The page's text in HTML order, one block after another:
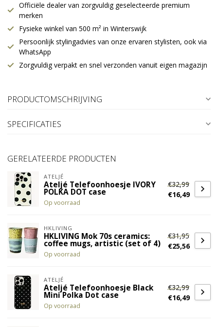
Officiële dealer van zorgvuldig geselecteerde premium
merken
Fysieke winkel van 500 m² in Winterswijk
Persoonlijk stylingadvies van onze ervaren stylisten, ook via
WhatsApp
Zorgvuldig verpakt en snel verzonden vanuit eigen magazijn
PRODUCTOMSCHRIJVING
SPECIFICATIES
GERELATEERDE PRODUCTEN
ATELJÉ
Ateljé Telefoonhoesje IVORY
POLKA DOT case
Op voorraad
€32,99
€16,49
HKLIVING
HKLIVING Mok 70s ceramics:
coffee mugs, artistic (set of 4)
Op voorraad
€31,95
€25,56
ATELJÉ
Ateljé Telefoonhoesje Black
Mini Polka Dot case
Op voorraad
€32,99
€16,49